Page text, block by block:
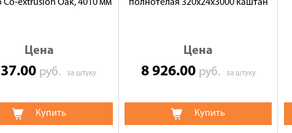
Co-extrusion Oak, 4010 мм
Цена
руб.за штуку
Купить
полнотелая 320х24х3000 каштан
Цена
8 926.00 руб. за штуку
Купить